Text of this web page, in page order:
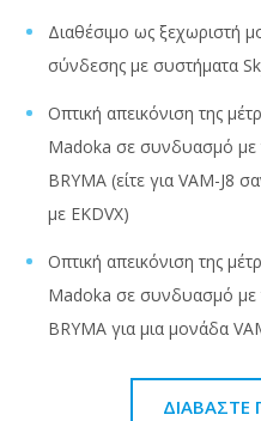
Διαθέσιμο ως ξεχωριστή
σύνδεσης με συστήματα
Οπτική απεικόνιση της
Madoka σε συνδυασμό με
BRYMA (είτε για VAM-J8
με EKDVX)
Οπτική απεικόνιση της
Madoka σε συνδυασμό με
BRYMA για μια μονάδα
ΔΙΑΒΆΣΤΕ